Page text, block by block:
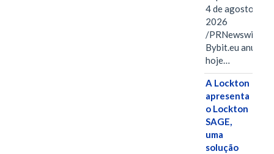
4 de agosto de
2026
/PRNewswire/
Bybit.eu
hoje…
A Lockton
apresenta
o Lockton
SAGE,
uma
solução